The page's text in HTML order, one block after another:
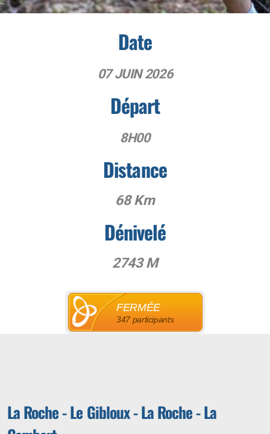
Date
07 JUIN 2026
Départ
8H00
Distance
68 Km
Dénivelé
2743 M
FERMÉE
347 participants
La Roche - Le Gibloux - La Roche - La